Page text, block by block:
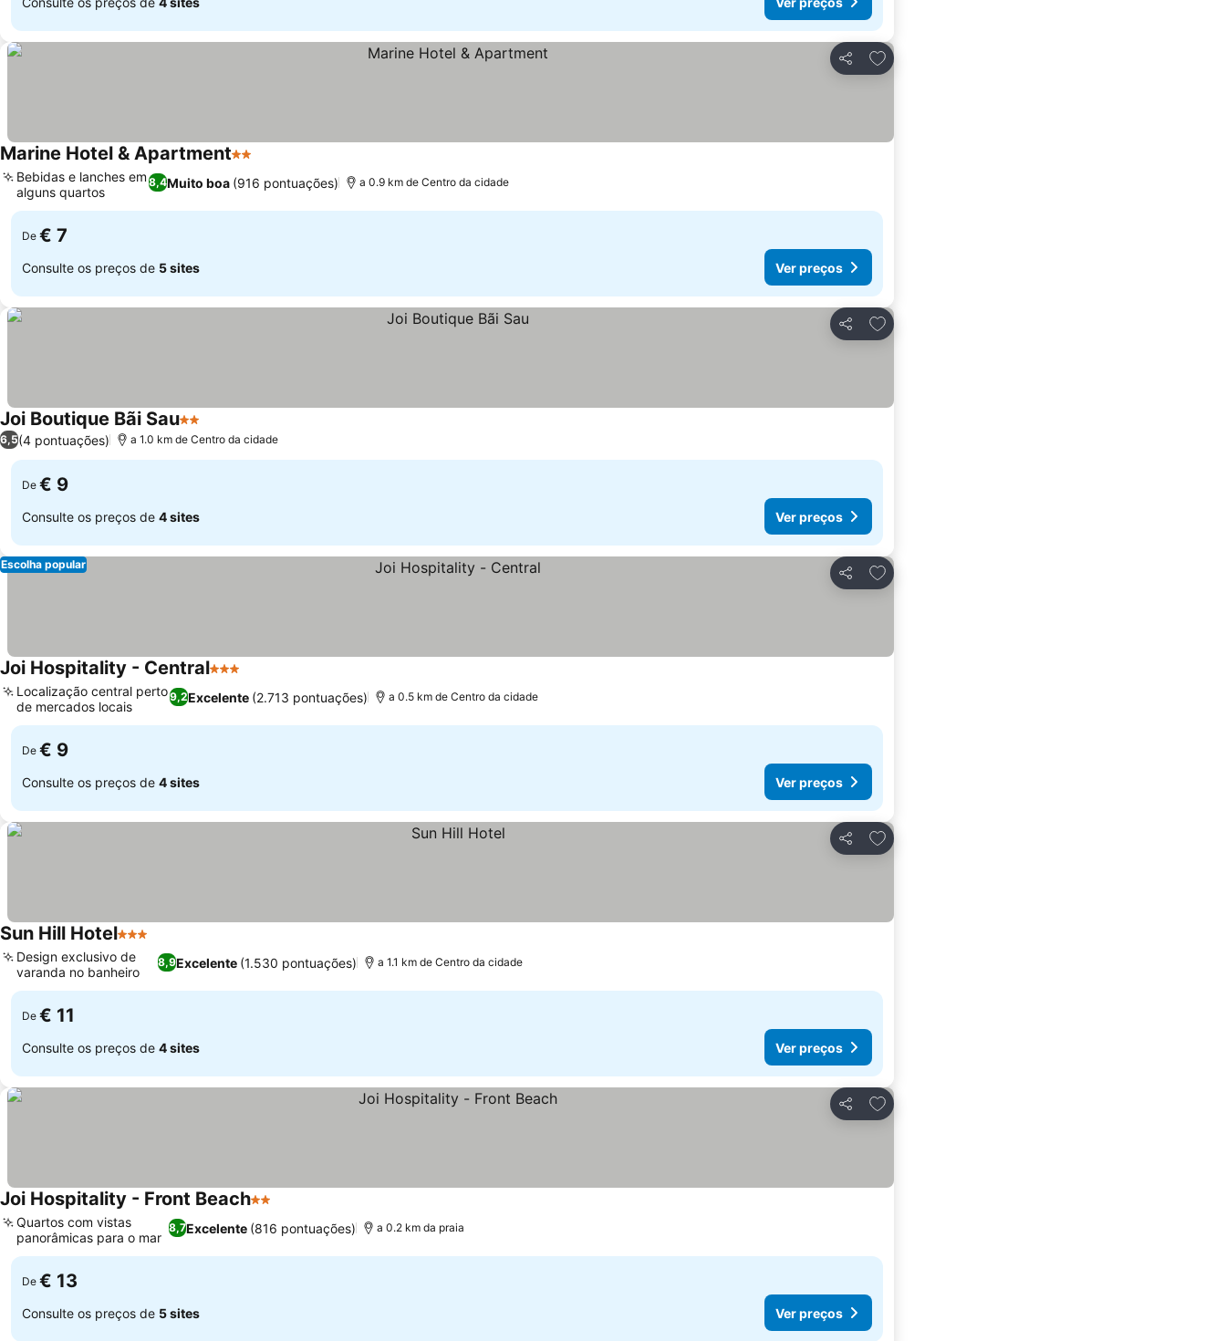
Partilhar
Adicionar aos favoritos
Marine Hotel & Apartment2 Estrelas
8,4Muito boa (916 pontuações)
Bebidas e lanches em
alguns quartos
a 0.9 km de Centro da cidade
De € 7
Consulte os preços de 5 sites Ver preços
Partilhar
Adicionar aos favoritos
Joi Boutique Bãi Sau2 Estrelas
6,5(4 pontuações) a 1.0 km de Centro da cidade
De € 9
Consulte os preços de 4 sites Ver preços
Partilhar
Adicionar aos favoritos
Escolha popular
Joi Hospitality - Central3 Estrelas
9,2Excelente (2.713 pontuações)
Localização central perto
de mercados locais
a 0.5 km de Centro da cidade
De € 9
Consulte os preços de 4 sites Ver preços
Partilhar
Adicionar aos favoritos
Sun Hill Hotel3 Estrelas
8,9Excelente (1.530 pontuações)
Design exclusivo de
varanda no banheiro
a 1.1 km de Centro da cidade
De € 11
Consulte os preços de 4 sites Ver preços
Partilhar
Adicionar aos favoritos
Joi Hospitality - Front Beach2 Estrelas
8,7Excelente (816 pontuações)
Quartos com vistas
panorâmicas para o mar
a 0.2 km da praia
De € 13
Consulte os preços de 5 sites Ver preços